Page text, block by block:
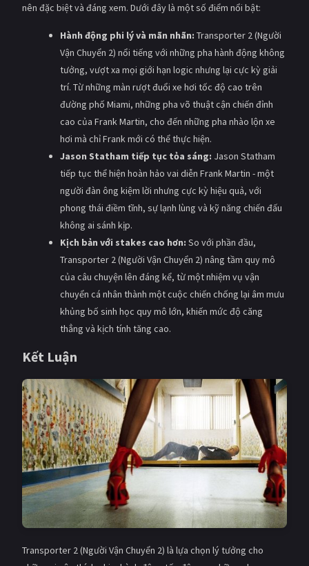
nên đặc biệt và đáng xem. Dưới đây là một số điểm nổi bật:
Hành động phi lý và mãn nhãn: Transporter 2 (Người
Vận Chuyển 2) nổi tiếng với những pha hành động không
tưởng, vượt xa mọi giới hạn logic nhưng lại cực kỳ giải
trí. Từ những màn rượt đuổi xe hơi tốc độ cao trên
đường phố Miami, những pha võ thuật cận chiến đỉnh
cao của Frank Martin, cho đến những pha nhào lộn xe
hơi mà chỉ Frank mới có thể thực hiện.
Jason Statham tiếp tục tỏa sáng: Jason Statham
tiếp tục thể hiện hoàn hảo vai diễn Frank Martin - một
người đàn ông kiệm lời nhưng cực kỳ hiệu quả, với
phong thái điềm tĩnh, sự lạnh lùng và kỹ năng chiến đấu
không ai sánh kịp.
Kịch bản với stakes cao hơn: So với phần đầu,
Transporter 2 (Người Vận Chuyển 2) nâng tầm quy mô
của câu chuyện lên đáng kể, từ một nhiệm vụ vận
chuyển cá nhân thành một cuộc chiến chống lại âm mưu
khủng bố sinh học quy mô lớn, khiến mức độ căng
thẳng và kịch tính tăng cao.
Kết Luận
Transporter 2 (Người Vận Chuyển 2) là lựa chọn lý tưởng cho